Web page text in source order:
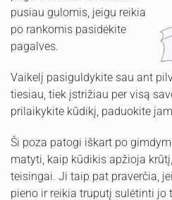
pusiau gulomis, jeigu reikia
po rankomis pasidėkite
pagalves.
Vaikelį pasiguldykite sau ant
tiesiau, tiek įstrižiau per visą
prilaikykite kūdikį, paduokite
Ši poza patogi iškart po
matyti, kaip kūdikis apžioja
teisingai. Ji taip pat praverčia,
pieno ir reikia truputį sulėtinti jo